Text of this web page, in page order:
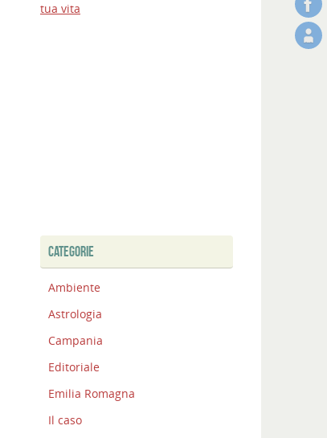
tua vita
CATEGORIE
Ambiente
Astrologia
Campania
Editoriale
Emilia Romagna
Il caso